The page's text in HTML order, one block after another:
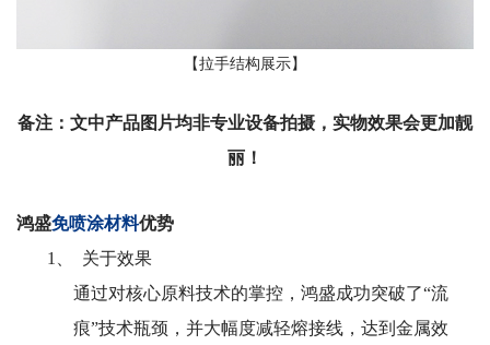
【拉手结构展示】
备注： 文中产品图片均非专业设备拍摄，实物效果会更加靓
丽！
鸿盛免喷涂材料优势
1、 关于效果
通过对核心原料技术的掌控，鸿盛成功突破了“流
痕”技术瓶颈，并大幅度减轻熔接线，达到金属效